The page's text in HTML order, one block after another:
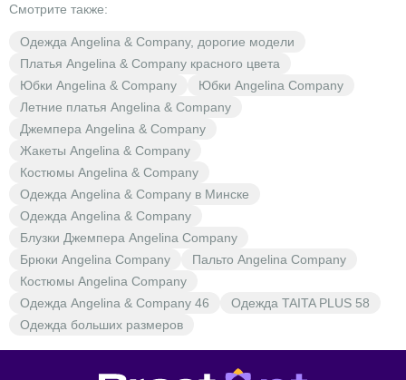
Смотрите также:
Одежда Angelina & Company, дорогие модели
Платья Angelina & Company красного цвета
Юбки Angelina & Company
Юбки Angelina Company
Летние платья Angelina & Company
Джемпера Angelina & Company
Жакеты Angelina & Company
Костюмы Angelina & Company
Одежда Angelina & Company в Минске
Одежда Angelina & Company
Блузки Джемпера Angelina Company
Брюки Angelina Company
Пальто Angelina Company
Костюмы Angelina Company
Одежда Angelina & Company 46
Одежда TAITA PLUS 58
Одежда больших размеров